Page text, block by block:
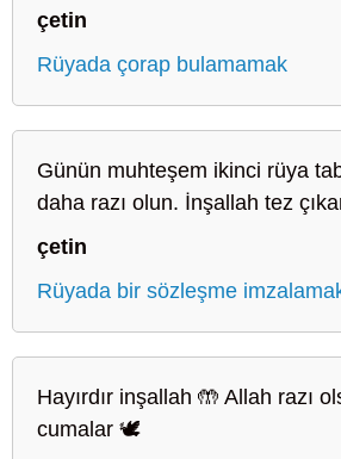
çetin
Rüyada çorap bulamamak
Günün muhteşem ikinci rüya
daha razı olun. İnşallah tez
çetin
Rüyada bir sözleşme
Hayırdır inşallah 🤲 Allah razı
cumalar 🕊️